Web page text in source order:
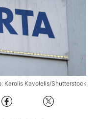
Karolis Kavolelis/Shutterstock